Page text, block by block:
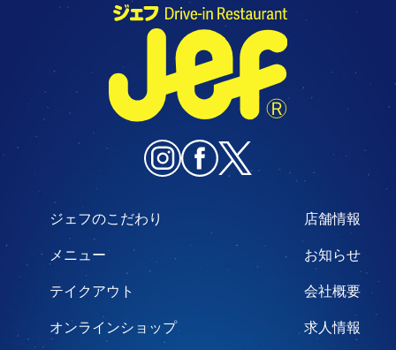
ジェフのこだわり
メニュー
テイクアウト
オンラインショップ
店舗情報
お知らせ
会社概要
求人情報